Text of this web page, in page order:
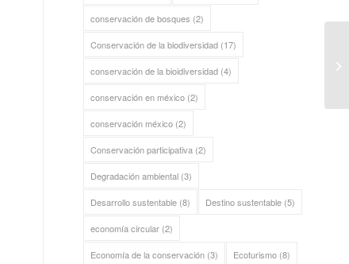
conservación de bosques (2)
Conservación de la biodiversidad (17)
conservación de la bioidiversidad (4)
conservación en méxico (2)
conservación méxico (2)
Conservación participativa (2)
Degradación ambiental (3)
Desarrollo sustentable (8) Destino sustentable (5)
economía circular (2)
Economía de la conservación (3) Ecoturismo (8)